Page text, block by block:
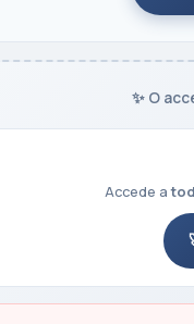
✨ O
Accede a